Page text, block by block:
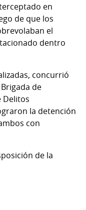
en
de que los
el
dentro
concurrió
de
Delitos
la detención
con
de la